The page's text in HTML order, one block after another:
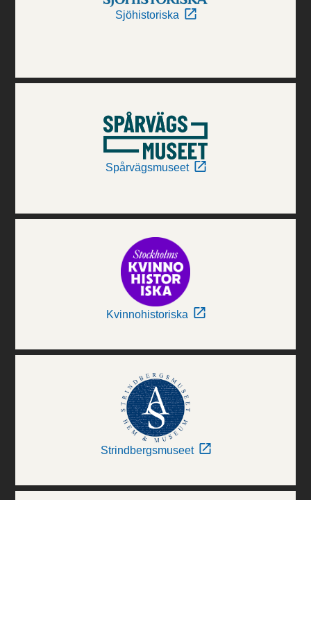
Sjöhistoriska
Spårvägsmuseet
Kvinnohistoriska
Strindbergsmuseet